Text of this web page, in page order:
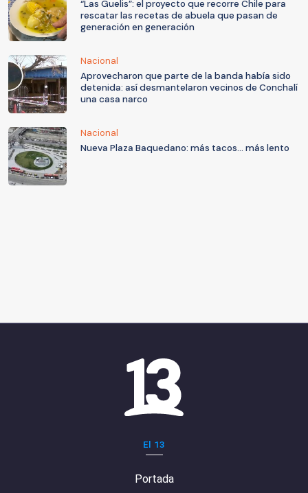
“Las Guelis”: el proyecto que recorre Chile para
rescatar las recetas de abuela que pasan de
generación en generación
Nacional
Aprovecharon que parte de la banda había sido
detenida: así desmantelaron vecinos de Conchalí
una casa narco
Nacional
Nueva Plaza Baquedano: más tacos... más lento
El 13
Portada